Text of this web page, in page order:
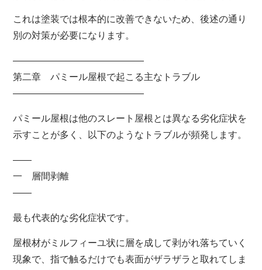
これは塗装では根本的に改善できないため、後述の通り
別の対策が必要になります。
――――――――――――――
第二章 パミール屋根で起こる主なトラブル
――――――――――――――
パミール屋根は他のスレート屋根とは異なる劣化症状を
示すことが多く、以下のようなトラブルが頻発します。
――
一 層間剥離
――
最も代表的な劣化症状です。
屋根材がミルフィーユ状に層を成して剥がれ落ちていく
現象で、指で触るだけでも表面がザラザラと取れてしま